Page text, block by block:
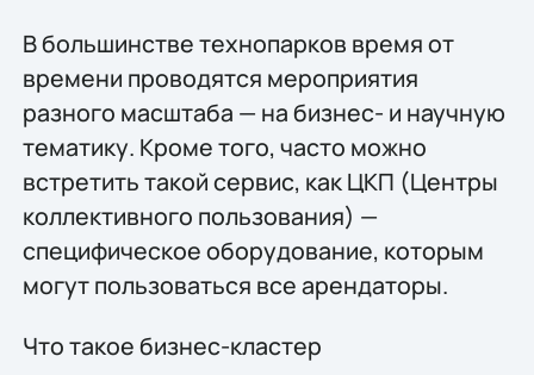
В большинстве технопарков время от
времени проводятся мероприятия
разного масштаба — на бизнес- и научную
тематику. Кроме того, часто можно
встретить такой сервис, как ЦКП (Центры
коллективного пользования) —
специфическое оборудование, которым
могут пользоваться все арендаторы.
Что такое бизнес-кластер